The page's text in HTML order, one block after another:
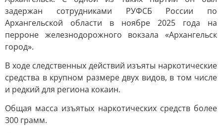
задержан сотрудниками РУФСБ России по
Архангельской области в ноябре 2025 года на
перроне железнодорожного вокзала «Архангельск
город».
В ходе следственных действий изъяты наркотические
средства в крупном размере двух видов, в том числе
и редкий для региона кокаин.
Общая масса изъятых наркотических средств более
300 грамм.